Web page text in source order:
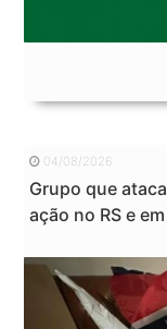
04/08/2026
Grupo que
ação no RS e